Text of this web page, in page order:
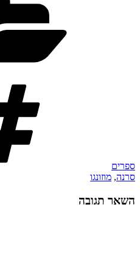
ספרים
סרנה, מוזונגו
השאר תגובה